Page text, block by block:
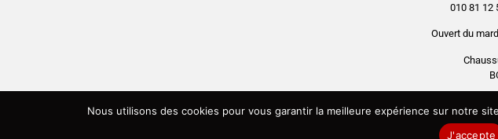
010 81 12
Ouvert du
Site
Nous utilisons des cookies pour vous garantir la meilleure expérience sur notre
J'accepte